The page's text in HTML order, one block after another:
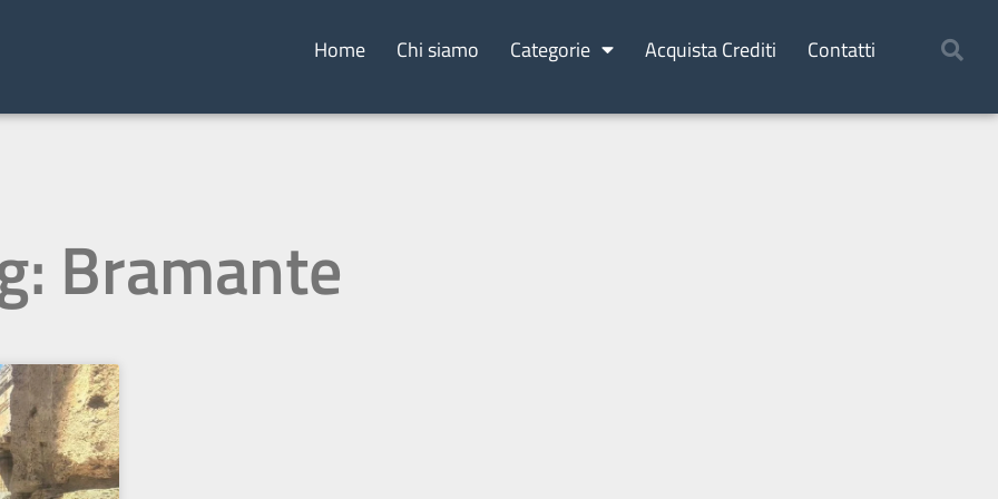
Home Chi siamo Categorie Acquista Crediti Contatti
Bramante